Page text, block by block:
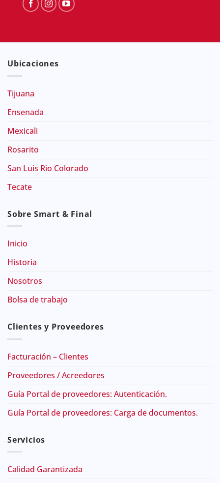
Ubicaciones
Tijuana
Ensenada
Mexicali
Rosarito
San Luis Rio Colorado
Tecate
Sobre Smart & Final
Inicio
Historia
Nosotros
Bolsa de trabajo
Clientes y Proveedores
Facturación – Clientes
Proveedores / Acreedores
Guía Portal de proveedores: Autenticación.
Guía Portal de proveedores: Carga de documentos.
Servicios
Calidad Garantizada